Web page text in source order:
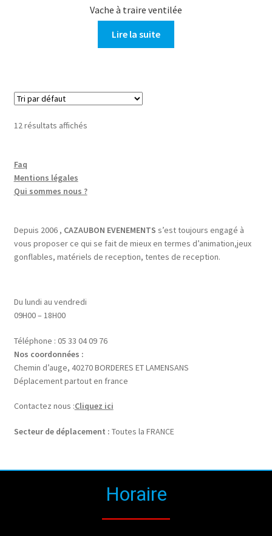
Vache à traire ventilée
Lire la suite
12 résultats affichés
Faq
Mentions légales
Qui sommes nous ?
Depuis 2006 , CAZAUBON EVENEMENTS s’est toujours engagé à
vous proposer ce qui se fait de mieux en termes d’animation,jeux
gonflables, matériels de reception, tentes de reception.
Du lundi au vendredi
09H00 – 18H00
Téléphone : 05 33 04 09 76
Nos coordonnées :
Chemin d’auge, 40270 BORDERES ET LAMENSANS
Déplacement partout en france
Contactez nous :Cliquez ici
Secteur de déplacement : Toutes la FRANCE
Horaire